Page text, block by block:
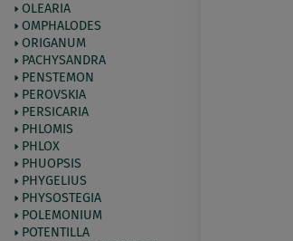
OLEARIA
OMPHALODES
ORIGANUM
PACHYSANDRA
PENSTEMON
PEROVSKIA
PERSICARIA
PHLOMIS
PHLOX
PHUOPSIS
PHYGELIUS
PHYSOSTEGIA
POLEMONIUM
POTENTILLA